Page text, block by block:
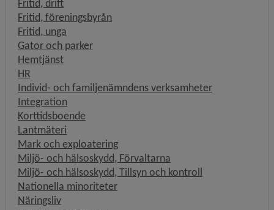
Fritid, drift
Fritid, föreningsbyrån
Fritid, unga
Gator och parker
Hemtjänst
HR
Individ- och familjenämndens verksamheter
Integration
Korttidsboende
Lantmäteri
Mark och exploatering
Miljö- och hälsoskydd, Förvaltarna
Miljö- och hälsoskydd, Tillsyn och kontroll
Nationella minoriteter
Näringsliv